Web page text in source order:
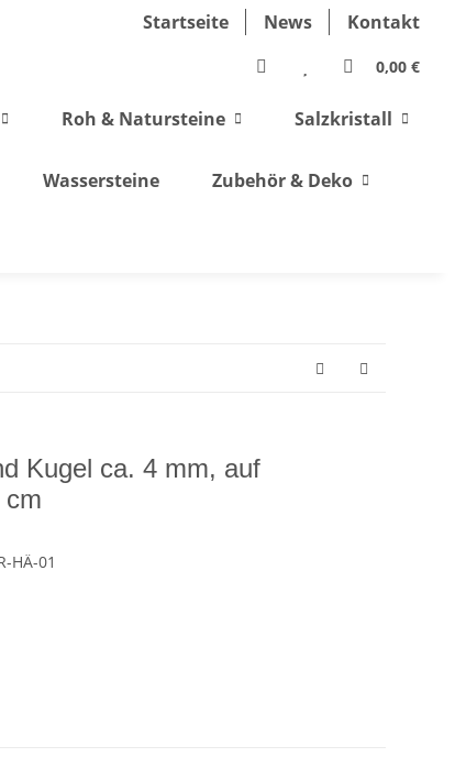
Startseite News Kontakt
0,00 €
Roh & Natursteine Salzkristall
Wassersteine Zubehör & Deko
Kugel ca. 4 mm, auf
cm
HÄ-01